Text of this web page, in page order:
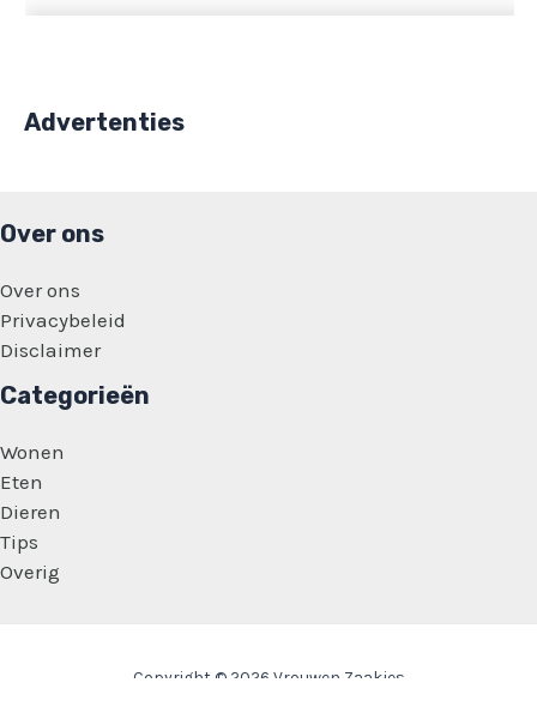
Advertenties
Over ons
Over ons
Privacybeleid
Disclaimer
Categorieën
Wonen
Eten
Dieren
Tips
Overig
Copyright © 2026 Vrouwen Zaakjes